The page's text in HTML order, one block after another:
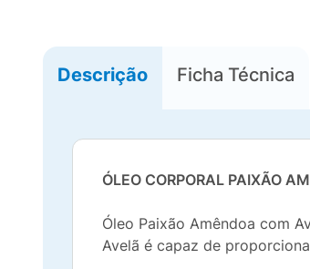
Descrição Ficha Técnica
ÓLEO CORPORAL PAIXÃO
Óleo Paixão Amêndoa com
Avelã é capaz de